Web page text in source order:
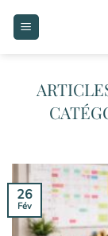
26
Fév